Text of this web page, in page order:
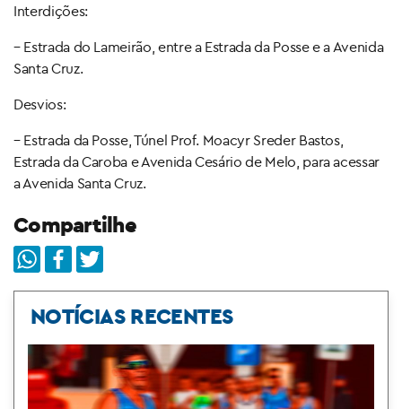
Interdições:
– Estrada do Lameirão, entre a Estrada da Posse e a Avenida
Santa Cruz.
Desvios:
– Estrada da Posse, Túnel Prof. Moacyr Sreder Bastos,
Estrada da Caroba e Avenida Cesário de Melo, para acessar
a Avenida Santa Cruz.
Compartilhe
NOTÍCIAS RECENTES